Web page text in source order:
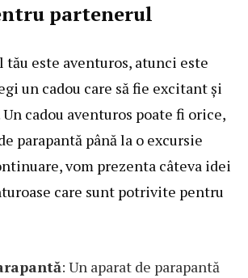
partenerul
tău este aventuros, atunci este
un cadou care să fie excitant și
cadou aventuros poate fi orice,
parapantă până la o excursie
vom prezenta câteva idei
care sunt potrivite pentru
: Un aparat de parapantă